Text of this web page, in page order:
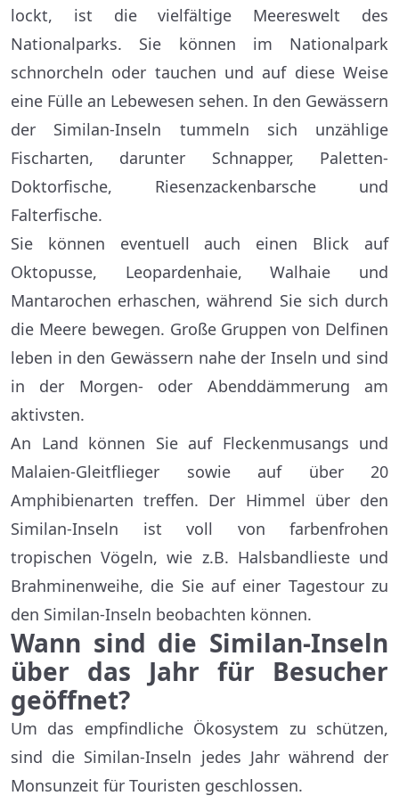
lockt, ist die vielfältige Meereswelt des
Nationalparks. Sie können im Nationalpark
schnorcheln oder tauchen und auf diese Weise
eine Fülle an Lebewesen sehen. In den Gewässern
der Similan-Inseln tummeln sich unzählige
Fischarten, darunter Schnapper, Paletten-
Doktorfische, Riesenzackenbarsche und
Falterfische.
Sie können eventuell auch einen Blick auf
Oktopusse, Leopardenhaie, Walhaie und
Mantarochen erhaschen, während Sie sich durch
die Meere bewegen. Große Gruppen von Delfinen
leben in den Gewässern nahe der Inseln und sind
in der Morgen- oder Abenddämmerung am
aktivsten.
An Land können Sie auf Fleckenmusangs und
Malaien-Gleitflieger sowie auf über 20
Amphibienarten treffen. Der Himmel über den
Similan-Inseln ist voll von farbenfrohen
tropischen Vögeln, wie z.B. Halsbandlieste und
Brahminenweihe, die Sie auf einer Tagestour zu
den Similan-Inseln beobachten können.
Wann sind die Similan-Inseln
über das Jahr für Besucher
geöffnet?
Um das empfindliche Ökosystem zu schützen,
sind die Similan-Inseln jedes Jahr während der
Monsunzeit für Touristen geschlossen.